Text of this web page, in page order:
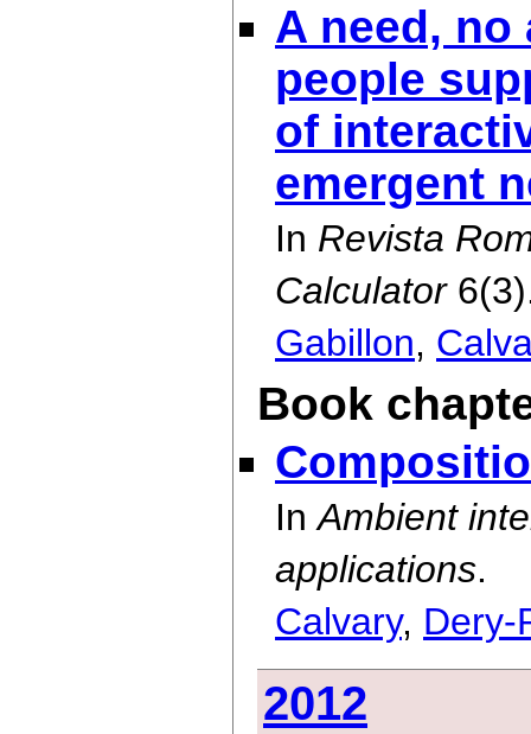
A need,
people
of
emergent
In Revista
Calculator
Gabillon,
Book
InAmbient
applications.
Calvary, Dery-
2012